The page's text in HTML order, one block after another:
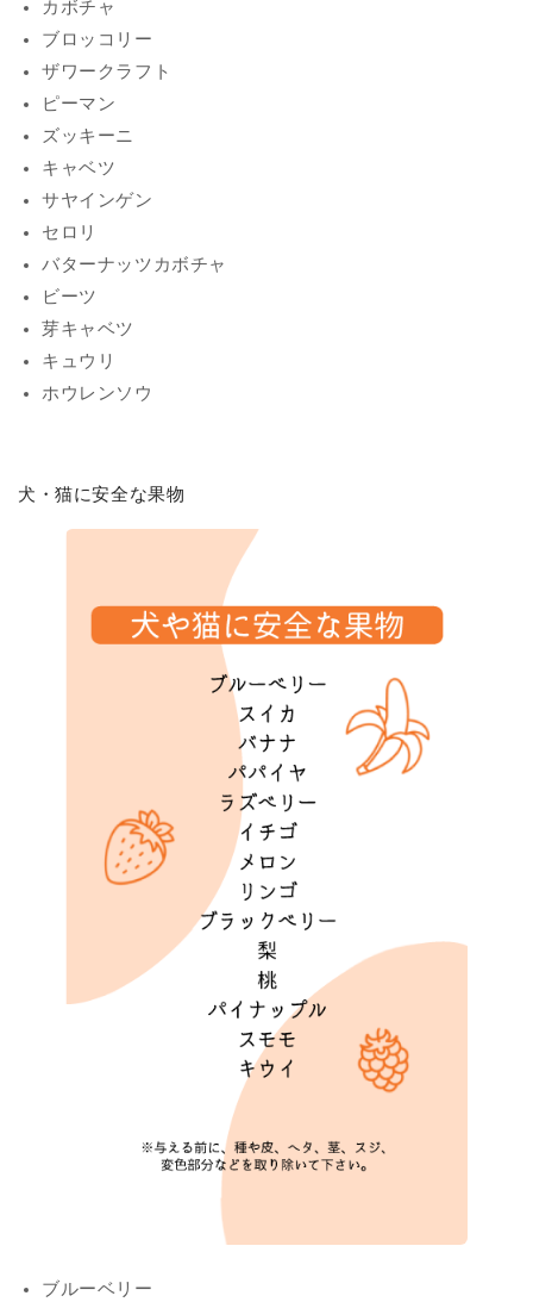
カボチャ
ブロッコリー
ザワークラフト
ピーマン
ズッキーニ
キャベツ
サヤインゲン
セロリ
バターナッツカボチャ
ビーツ
芽キャベツ
キュウリ
ホウレンソウ
犬・猫に安全な果物
ブルーベリー